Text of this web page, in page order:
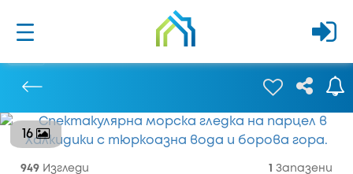
16
949 Изгледи 1 Запазени